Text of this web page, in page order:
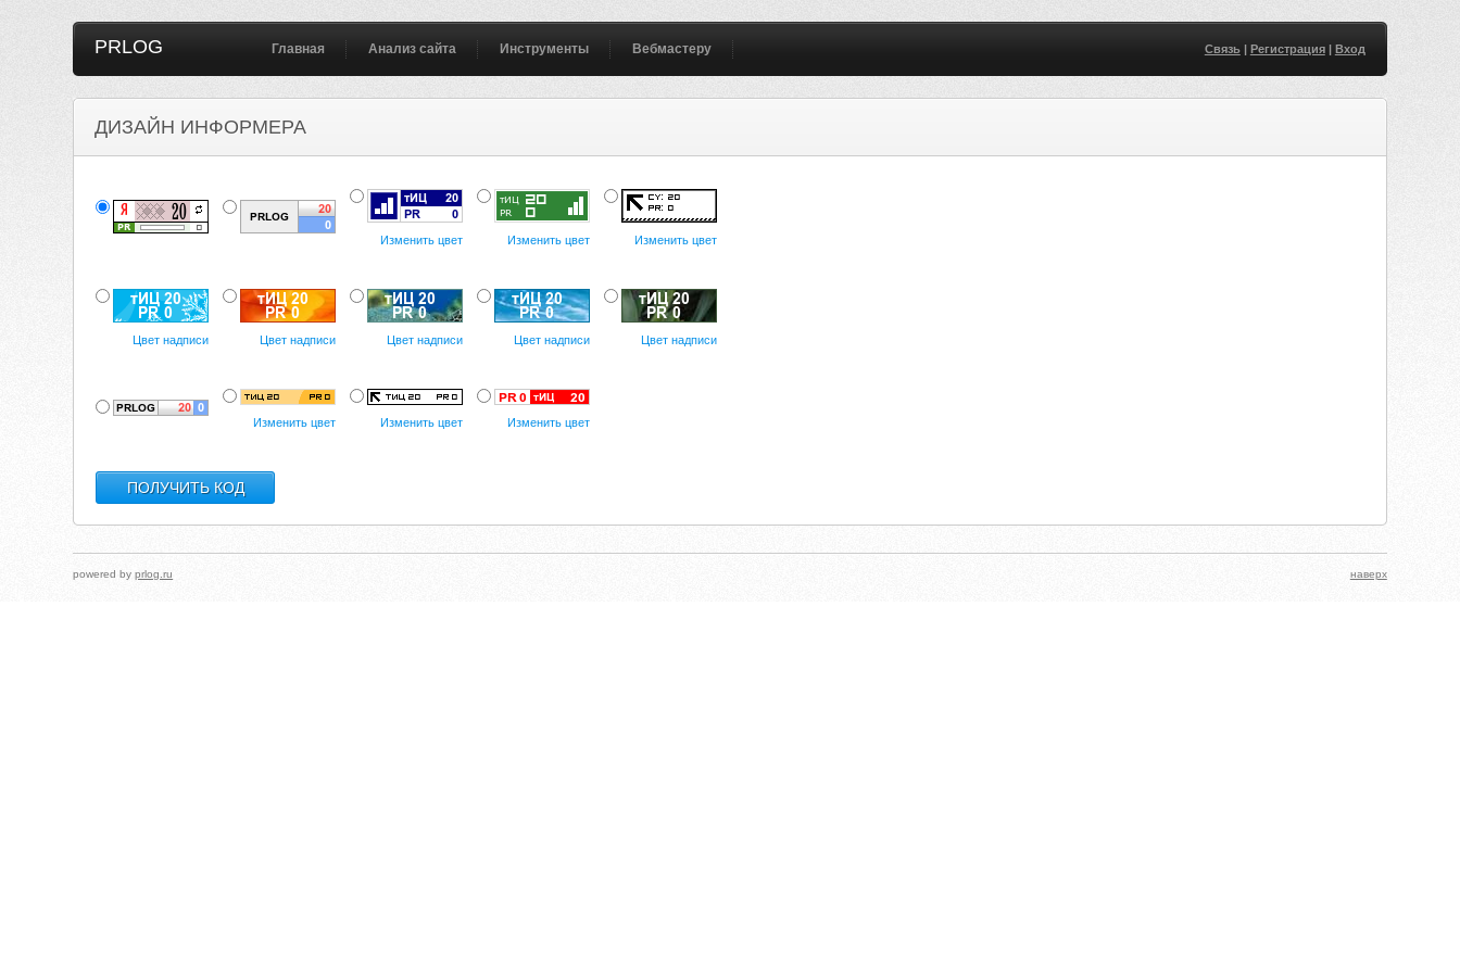
PRLOG Главная Анализ сайта Инструменты Вебмастеру Связь| Регистрация| Вход
ДИЗАЙН ИНФОРМЕРА
Изменить цвет Изменить цвет Изменить цвет
Цвет надписи Цвет надписи Цвет надписи Цвет надписи Цвет надписи
Изменить цвет Изменить цвет Изменить цвет
powered byprlog.ru наверх